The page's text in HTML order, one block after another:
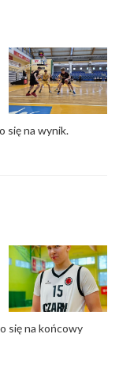
się na wynik.
się na końcowy